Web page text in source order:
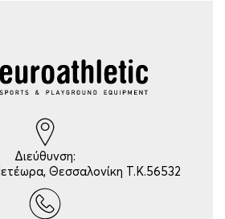
Διεύθυνση:
Θεσσαλονίκη Τ.Κ.56532